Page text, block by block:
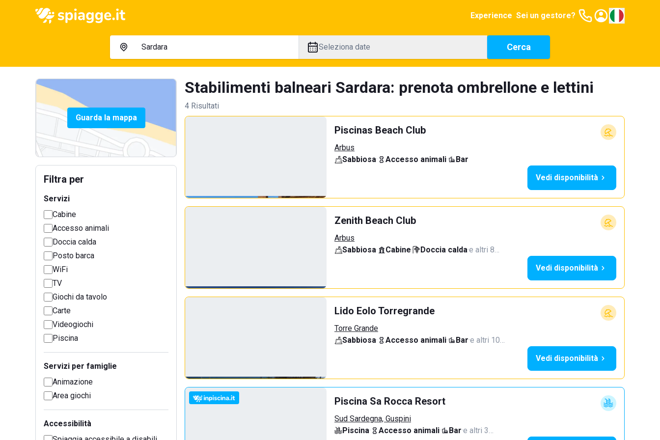
Experience Sei un gestore?
Seleziona date Cerca
Guarda la mappa
Filtra per
Servizi
Cabine
Accesso animali
Doccia calda
Posto barca
WiFi
TV
Giochi da tavolo
Carte
Videogiochi
Piscina
Servizi per famiglie
Animazione
Area giochi
Accessibilità
Stabilimenti balneari Sardara: prenota ombrellone e lettini
4 Risultati
Piscinas Beach Club
Arbus
Sabbiosa· Accesso animali·
Bar
Vedi disponibilità
Zenith Beach Club
Arbus
Sabbiosa· Cabine· Doccia calda·e altri 8…
Vedi disponibilità
Lido Eolo Torregrande
Torre Grande
Sabbiosa· Accesso animali· Bar·e altri 10…
Vedi disponibilità
Piscina Sa Rocca Resort
Sud Sardegna, Guspini
Piscina· Accesso animali· Bar·e altri 3…